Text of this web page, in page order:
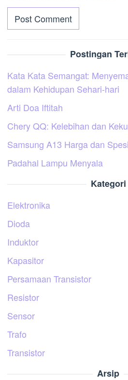
Postingan
Kata Kata Semangat:
dalam Kehidupan Sehari-hari
Arti Doa Iftitah
Chery QQ: Kelebihan dan
Samsung A13 Harga dan
Padahal Lampu Menyala
Kategori
Elektronika
Dioda
Induktor
Kapasitor
Persamaan Transistor
Resistor
Sensor
Trafo
Transistor
Arsip